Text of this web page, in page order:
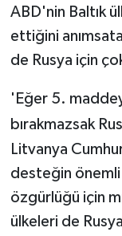
ABD'nin Baltık
ettiğini
de Rusya için
'Eğer 5.
bırakmazsak
Litvanya
desteğin
özgürlüğü için
ülkeleri de